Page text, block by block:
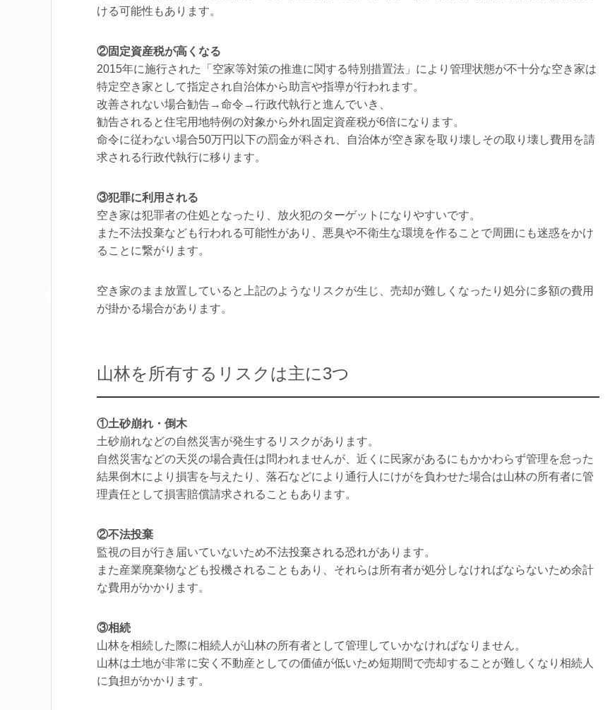
ける可能性もあります。
②固定資産税が高くなる
2015年に施行された「空家等対策の推進に関する特別措置法」により管理状態が不十分な空き家は
特定空き家として指定され自治体から助言や指導が行われます。
改善されない場合勧告→命令→行政代執行と進んでいき、
勧告されると住宅用地特例の対象から外れ固定資産税が6倍になります。
命令に従わない場合50万円以下の罰金が科され、自治体が空き家を取り壊しその取り壊し費用を請
求される行政代執行に移ります。
③犯罪に利用される
空き家は犯罪者の住処となったり、放火犯のターゲットになりやすいです。
また不法投棄なども行われる可能性があり、悪臭や不衛生な環境を作ることで周囲にも迷惑をかけ
ることに繋がります。
空き家のまま放置していると上記のようなリスクが生じ、売却が難しくなったり処分に多額の費用
が掛かる場合があります。
山林を所有するリスクは主に3つ
①土砂崩れ・倒木
土砂崩れなどの自然災害が発生するリスクがあります。
自然災害などの天災の場合責任は問われませんが、近くに民家があるにもかかわらず管理を怠った
結果倒木により損害を与えたり、落石などにより通行人にけがを負わせた場合は山林の所有者に管
理責任として損害賠償請求されることもあります。
②不法投棄
監視の目が行き届いていないため不法投棄される恐れがあります。
また産業廃棄物なども投機されることもあり、それらは所有者が処分しなければならないため余計
な費用がかかります。
③相続
山林を相続した際に相続人が山林の所有者として管理していかなければなりません。
山林は土地が非常に安く不動産としての価値が低いため短期間で売却することが難しくなり相続人
に負担がかかります。